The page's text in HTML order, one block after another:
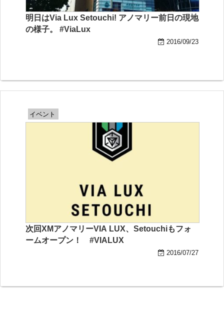
明日はVia Lux Setouchi! アノマリー前日の現地
の様子。 #ViaLux
2016/09/23
イベント
次回XMアノマリーVIA LUX、Setouchiもフォ
ームオープン！ #VIALUX
2016/07/27